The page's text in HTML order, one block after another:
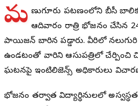
మ ణుగూరు పట్టణంలోని బీసీ
ఆదివారం రాత్రి భోజనం చేసిన
పాయిజన్ బారిన పడ్డారు. వీరిలో
ఉండటంతో వారిని ఆసుపత్రిలో చేర్పించి
ఘటనపై ఇంటిలిజెన్స్ అధికారులు
భోజనం తర్వాత విద్యార్థినులలో